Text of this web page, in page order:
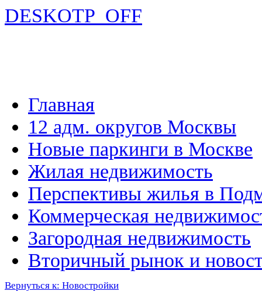
DESKOTP_OFF
Главная
12 адм. округов Москвы
Новые паркинги в Москве
Жилая недвижимость
Перспективы жилья в
Коммерческая
Загородная недвижимость
Вторичный рынок и
Вернуться к: Новостройки